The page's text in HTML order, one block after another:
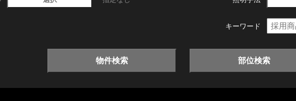
キーワード
物件検索 部位検索